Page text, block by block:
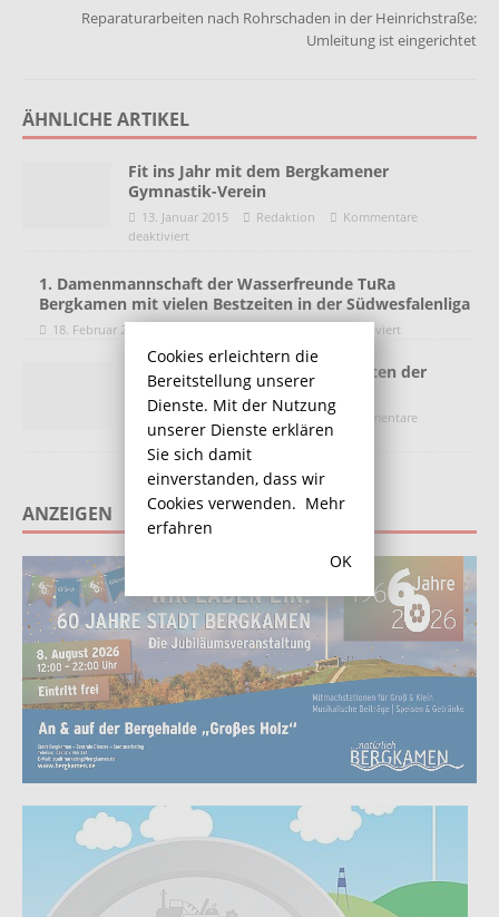
Reparaturarbeiten nach Rohrschaden in der Heinrichstraße:
Umleitung ist eingerichtet
ÄHNLICHE ARTIKEL
Fit ins Jahr mit dem Bergkamener
Gymnastik-Verein
13. Januar 2015 Redaktion
Kommentare
deaktiviert
1. Damenmannschaft der Wasserfreunde TuRa
Bergkamen mit vielen Bestzeiten in der Südwesfalenliga
18. Februar 2020 Kommentare deaktiviert
Hallenfußballstadtmeisterschaften der
Senioren
Kommentare
deaktiviert
ANZEIGEN
Cookies erleichtern die
Bereitstellung unserer
Dienste. Mit der Nutzung
unserer Dienste erklären
Sie sich damit
einverstanden, dass wir
Cookies verwenden. Mehr
erfahren
OK